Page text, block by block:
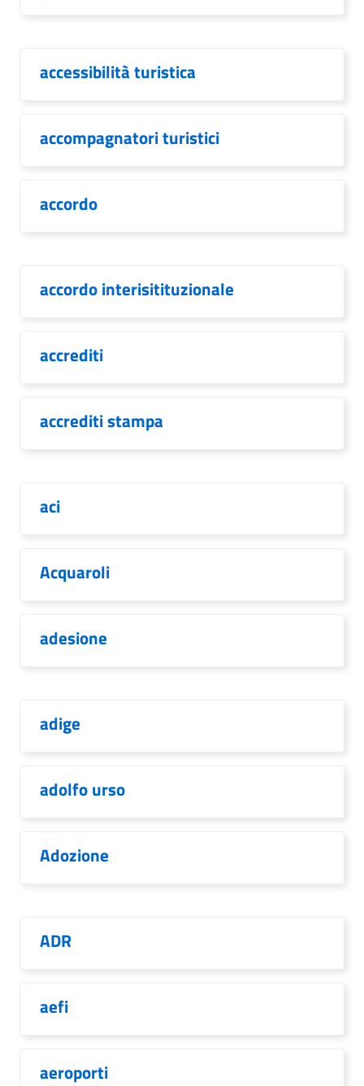
accessibilità turistica
accompagnatori turistici
accordo
accordo interisitituzionale
accrediti
accrediti stampa
aci
Acquaroli
adesione
adige
adolfo urso
Adozione
ADR
aefi
aeroporti